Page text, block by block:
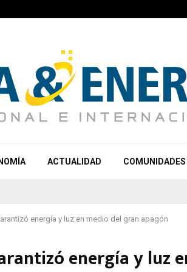
ACTUALIDAD COMUNIDADES
energía y luz en medio del gran apagón
energía y luz